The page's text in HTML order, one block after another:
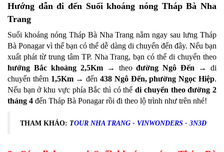
Hướng dẫn đi đến Suối khoáng nóng Tháp Bà Nha
Trang
Suối khoáng nóng Tháp Bà Nha Trang nằm ngay sau lưng Tháp
Bà Ponagar vì thế bạn có thể dễ dàng di chuyển đến đây. Nếu bạn
xuất phát từ trung tâm TP. Nha Trang, bạn có thể di chuyển theo
hướng Bắc khoảng 2,5Km→ theođường Ngô Đến → di
chuyển thêm1,5Km→ đến438 Ngô Đến, phường Ngọc Hiệp.
Nếu bạn ở khu vực phía Bắc thì có thểdi chuyển theo đường 2
tháng 4 đến Tháp Bà Ponagar rồi đi theo lộ trình như trên nhé!
THAM KHẢO: TOUR NHA TRANG - VINWONDERS - 3N3Đ